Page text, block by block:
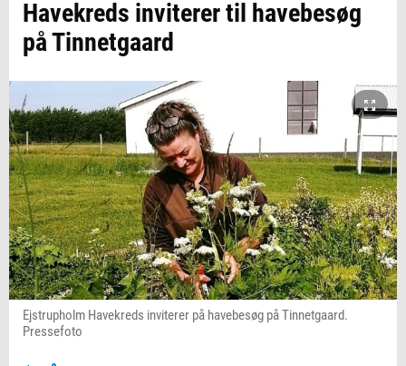
Havekreds inviterer til havebesøg
på Tinnetgaard
Ejstrupholm Havekreds inviterer på havebesøg på Tinnetgaard.
Pressefoto